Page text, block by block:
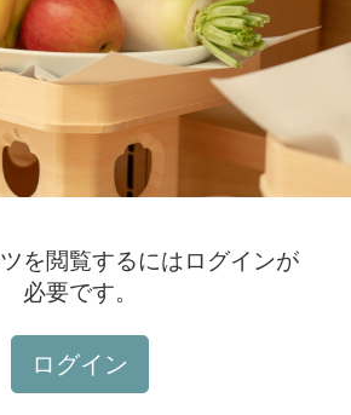
を閲覧するにはログインが
必要です。
ログイン